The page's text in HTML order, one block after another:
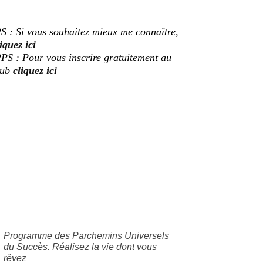
: Si vous souhaitez mieux me connaître,
ici
: Pour vous inscrire gratuitementau
cliquez ici
Programme des Parchemins Universels
du Succès. Réalisez la vie dont vous
rêvez